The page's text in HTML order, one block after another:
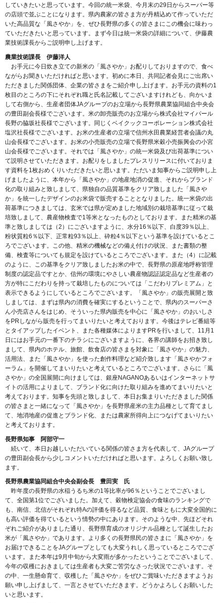
していきたいと思っています。今回の統一米袋、今月末の29日からスーパー等
の店頭で並ぶことになります。県内農家の皆さま方が丹精込めて作っていただ
いた高品質な「風さやか」を、ぜひ長野県の多くの皆さまにこの機会に味わっ
ていただきたいと思っています。まず今日は統一米袋の詳細について、伊藤農
業技術課長からご説明申し上げます。
農業技術課長 伊藤洋人
お手元に今日炊き立ての新米の「風さやか」お配りしておりますので、食べ
ながらお聞きいただければと思います。初めに本日、共同記者会見にご出席い
ただきました関係団体、企業の皆さまをご紹介申し上げます。お手元の資料の1
枚目のところの下にそれぞれ職と氏名記載してございますけれども、向かいま
して右側から、生産者団体JAグループのお立場から長野県農業協同組合中央会
の豊田副会長様でございます。米の卸売販売のお立場から株式会社マイパール
長野の脇坂社長様でございます。同じくベイクックコーポレーション株式会社
塩沢社長様でございます。お米の生産者の立場で信州水田農業経営者会議の丸
山会長様でございます。お米の小売販売の立場で長野県米穀小売振興会の小宮
山会長様でございます。それでは「風さやか」の統一米袋及び出荷基準につい
て説明させていただきます。お配りをしましたプレスリリースに付いておりま
す資料を1枚おめくりいただきたいと思います。ただいま知事からご説明申し上
げましたように、本年から「風さやか」の地産地消の促進、それからブランド
化の取り組みと致しまして、県独自の品質基準をクリア致しました「風さや
か」を統一したデザインのお米袋で販売することとなりました。統一米袋の出
荷基準につきましては、玄米では県が定めました地域別の栽培基準に従って栽
培致しまして、農産物検査で1等米となったものとしております。また精米の基
準と致しましては（2）にございますように、水分16％以下、白度39％以上、
粉状質粒6％以下、正常粒93％以上、砕粒4％以下という基準を設けているとこ
ろでございます。この他、精米の機械などの備え付けの状況、また書類の整
備、検査等についても規定を設けているところでございます。また（4）に記載
のように、この基準をクリア致しましたお米の中で、長野県の原産地呼称管理
制度の認定品ですとか、信州の環境にやさしい農産物認証認定品など生産者の
方が特にこだわりを持って栽培したものについては「こだわりプレミアム」と
表示できるようにしているところでございます。「風さやか」の販売展開と致
しましては、まずは県内の消費を確実にするということで、県内のスーパーさ
ん小売店さんをはじめ、そういった県内販売を中心に「風さやか」のおいしさ
をPRしながら販売を行ってまいりたいと考えております。今後はテレビ番組等
とタイアップしたイベント、また各種媒体によりますPRを行いまして、11月1
日にはお手元の一番下のチラシにございますように、各界の講師をお招き致し
まして、県内のホテル、旅館、飲食店の皆さまを対象に「風さやか」の魅力、
活用法、また「風さやか」を使った創作料理など紹介致します「風さやかフォ
ーラム」を開催してまいりたいと考えているところでございます。さらに「風
さやか」の全国展開に向けましては、銀座NAGANOあるいはインターネットサ
イトの活用によりまして、ブランド化に向けた取り組みを進めてまいりたいと
考えております。知事を先頭と致しまして、本日お集まりいただきました関係
の皆さまと一緒になって「風さやか」を長野県産米の主力品種として育てまし
て、地消地産の促進とブランド化、または農家所得向上につなげてまいりたい
と考えております。
長野県知事 阿部守一
続いて、本日お越しいただいている関係の皆さま方を代表して、JAグループ
の豊田副会長から少しコメントいただければと思います。よろしくお願い致し
ます。
長野県農業協同組合中央会副会長 豊田実 氏
昨年度の長野県の水稲うるち米の1等比率が96％ということでございまし
て、全国第1位でございました。加えて、穀物検定協会の食味のランキングで
も、南信、北信がそれぞれ特Aの評価を得るなど品質、食味ともに大変全国的に
も高い評価を得ているという情勢の中にあります。そのような中、先ほどそれ
ぞれご紹介がありました通り、長野県育成のオリジナル品種として誕生したお
米が「風さやか」であります。より多くの長野県民の皆さまに「風さやか」を
お届けできることをJAグループとしても大変うれしく思っているところでござ
います。また本年は9月中旬から大変雨が多かったということでございまして、
今年の収穫におきましては生産者も大変ご苦労なさった状況でございます。そ
の中、一生懸命育て、収穫した「風さやか」をぜひご賞味いただきますようお
願い申し上げまして、一言とさせていただきます。どうかよろしくお願いした
いと思います。